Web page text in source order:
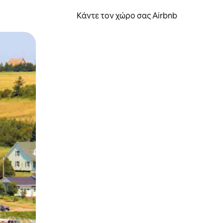
Κάντε τον χώρο σας Airbnb
εξερευνήσετε με την αφή ή να τη σύρετε με τα δάχτυλα.